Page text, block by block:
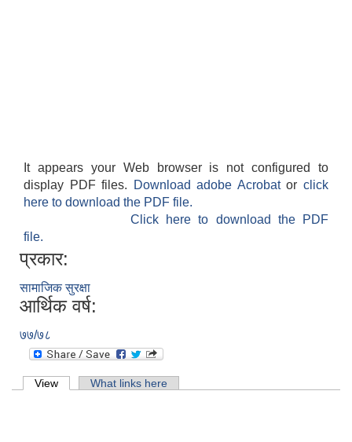
It appears your Web browser is not configured to
display PDF files.
Download adobe Acrobatorclick
here to download the PDF file.
Click here to download the PDF
file.
प्रकार:
सामाजिक सुरक्षा
आर्थिक वर्ष:
७७/७८
Primary tabs
View (active tab)What links here